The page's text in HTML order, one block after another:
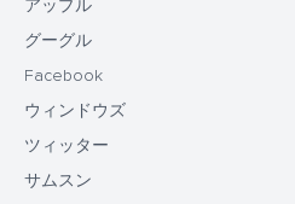
アップル
グーグル
Facebook
ウィンドウズ
ツィッター
サムスン